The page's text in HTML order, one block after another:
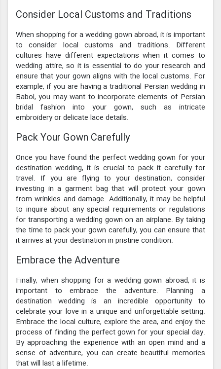
Consider Local Customs and Traditions
When shopping for a wedding gown abroad, it is important
to consider local customs and traditions. Different
cultures have different expectations when it comes to
wedding attire, so it is essential to do your research and
ensure that your gown aligns with the local customs. For
example, if you are having a traditional Persian wedding in
Babol, you may want to incorporate elements of Persian
bridal fashion into your gown, such as intricate
embroidery or delicate lace details.
Pack Your Gown Carefully
Once you have found the perfect wedding gown for your
destination wedding, it is crucial to pack it carefully for
travel. If you are flying to your destination, consider
investing in a garment bag that will protect your gown
from wrinkles and damage. Additionally, it may be helpful
to inquire about any special requirements or regulations
for transporting a wedding gown on an airplane. By taking
the time to pack your gown carefully, you can ensure that
it arrives at your destination in pristine condition.
Embrace the Adventure
Finally, when shopping for a wedding gown abroad, it is
important to embrace the adventure. Planning a
destination wedding is an incredible opportunity to
celebrate your love in a unique and unforgettable setting.
Embrace the local culture, explore the area, and enjoy the
process of finding the perfect gown for your special day.
By approaching the experience with an open mind and a
sense of adventure, you can create beautiful memories
that will last a lifetime.